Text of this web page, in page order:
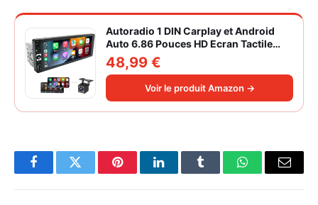
Autoradio 1 DIN Carplay et Android
Auto 6.86 Pouces HD Ecran Tactile
Poste Radio Voiture Soutien Lien
Miroir iOS/Android/Radio FM/USB/EQ
Autoradio Bluetooth Caméra de Recul
48,99 €
Voir le produit Amazon →
FacebookTwitter PinterestLinkedInTumblr WhatsAppEmail